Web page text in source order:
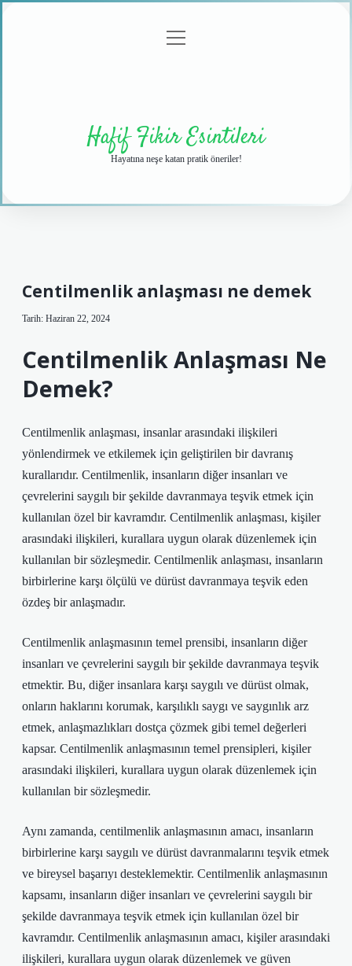
menüyü
Hafif Fikir Esintileri
Hayatına neşe katan pratik öneriler!
Centilmenlik anlaşması ne demek
Tarih: Haziran 22, 2024
Centilmenlik Anlaşması Ne
Demek?
Centilmenlik anlaşması, insanlar arasındaki ilişkileri
yönlendirmek ve etkilemek için geliştirilen bir davranış
kurallarıdır. Centilmenlik, insanların diğer insanları ve
çevrelerini saygılı bir şekilde davranmaya teşvik etmek için
kullanılan özel bir kavramdır. Centilmenlik anlaşması, kişiler
arasındaki ilişkileri, kurallara uygun olarak düzenlemek için
kullanılan bir sözleşmedir. Centilmenlik anlaşması, insanların
birbirlerine karşı ölçülü ve dürüst davranmaya teşvik eden
özdeş bir anlaşmadır.
Centilmenlik anlaşmasının temel prensibi, insanların diğer
insanları ve çevrelerini saygılı bir şekilde davranmaya teşvik
etmektir. Bu, diğer insanlara karşı saygılı ve dürüst olmak,
onların haklarını korumak, karşılıklı saygı ve saygınlık arz
etmek, anlaşmazlıkları dostça çözmek gibi temel değerleri
kapsar. Centilmenlik anlaşmasının temel prensipleri, kişiler
arasındaki ilişkileri, kurallara uygun olarak düzenlemek için
kullanılan bir sözleşmedir.
Aynı zamanda, centilmenlik anlaşmasının amacı, insanların
birbirlerine karşı saygılı ve dürüst davranmalarını teşvik etmek
ve bireysel başarıyı desteklemektir. Centilmenlik anlaşmasının
kapsamı, insanların diğer insanları ve çevrelerini saygılı bir
şekilde davranmaya teşvik etmek için kullanılan özel bir
kavramdır. Centilmenlik anlaşmasının amacı, kişiler arasındaki
ilişkileri, kurallara uygun olarak düzenlemek ve güven